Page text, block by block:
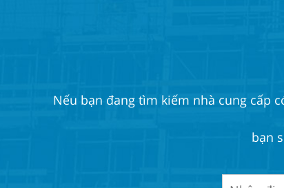
Nếu bạn đang tìm kiếm nhà cung cấp
bạn